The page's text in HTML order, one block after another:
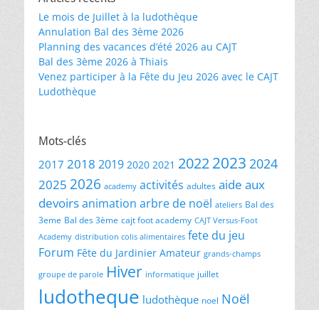
Le mois de Juillet à la ludothèque
Annulation Bal des 3ème 2026
Planning des vacances d’été 2026 au CAJT
Bal des 3ème 2026 à Thiais
Venez participer à la Fête du Jeu 2026 avec le CAJT
Ludothèque
Mots-clés
2017 2018 2019 2020 2021 20222023 2024
2025 2026 academy activités adultes aide aux
devoirsanimation arbre de noël ateliers Bal des
3eme Bal des 3ème cajt foot academy CAJT Versus-Foot
Academy distribution colis alimentaires fete du jeu
Forum Fête du Jardinier Amateur grands-champs
groupe de parole Hiver informatique juillet
ludotheque ludothèque noel Noël